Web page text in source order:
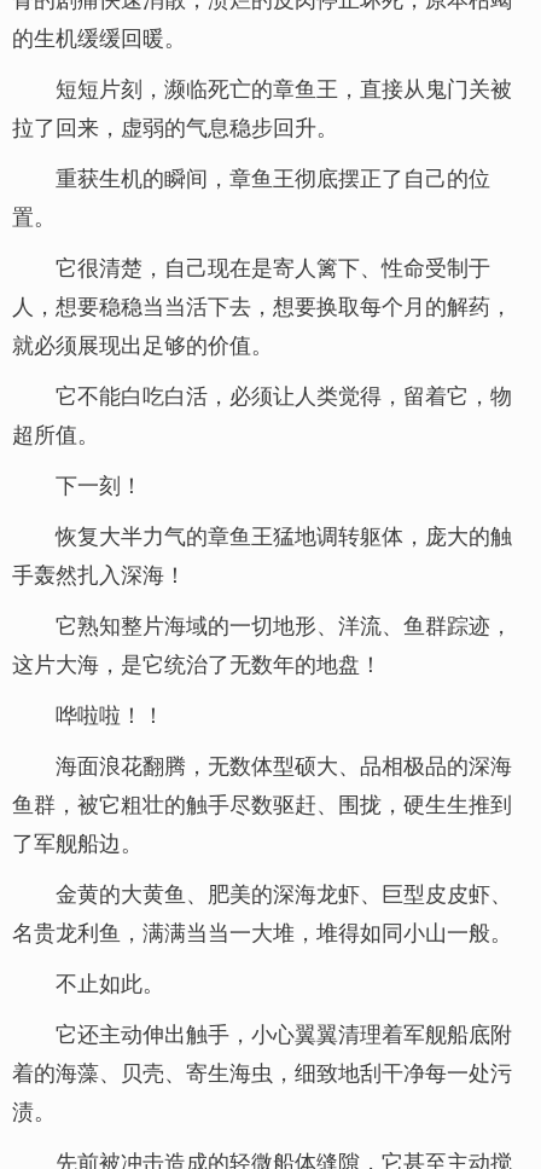
的生机缓缓回暖。
短短片刻，濒临死亡的章鱼王，直接从鬼门关被
拉了回来，虚弱的气息稳步回升。
重获生机的瞬间，章鱼王彻底摆正了自己的位
置。
它很清楚，自己现在是寄人篱下、性命受制于
人，想要稳稳当当活下去，想要换取每个月的解药，
就必须展现出足够的价值。
它不能白吃白活，必须让人类觉得，留着它，物
超所值。
下一刻！
恢复大半力气的章鱼王猛地调转躯体，庞大的触
手轰然扎入深海！
它熟知整片海域的一切地形、洋流、鱼群踪迹，
这片大海，是它统治了无数年的地盘！
哗啦啦！！
海面浪花翻腾，无数体型硕大、品相极品的深海
鱼群，被它粗壮的触手尽数驱赶、围拢，硬生生推到
了军舰船边。
金黄的大黄鱼、肥美的深海龙虾、巨型皮皮虾、
名贵龙利鱼，满满当当一大堆，堆得如同小山一般。
不止如此。
它还主动伸出触手，小心翼翼清理着军舰船底附
着的海藻、贝壳、寄生海虫，细致地刮干净每一处污
渍。
先前被冲击造成的轻微船体缝隙，它甚至主动搅